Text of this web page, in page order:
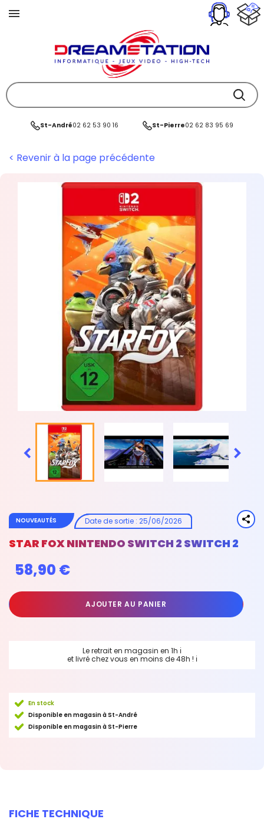
St-André02 62 53 90 16 St-Pierre02 62 83 95 69
< Revenir à la page précédente
 
NOUVEAUTÉS Date de sortie: 25/06/2026
STAR FOX NINTENDO SWITCH 2 SWITCH 2
58,90 €
AJOUTER AU PANIER
Le retrait en magasin en 1h ℹ
et livré chez vous en moins de 48h ! ℹ
En stock
Disponible en magasin à St-André
Disponible en magasin à St-Pierre
FICHE TECHNIQUE